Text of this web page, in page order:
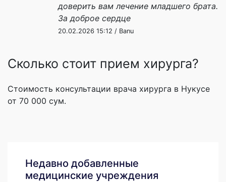
доверить вам лечение младшего брата.
За доброе сердце
20.02.2026 15:12 / Banu
Сколько стоит прием хирурга?
Стоимость консультации врача хирурга в Нукусе
от 70 000 сум.
Недавно добавленные
медицинские учреждения